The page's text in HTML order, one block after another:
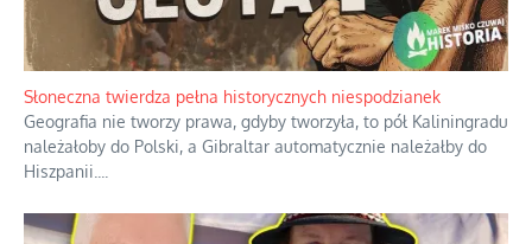
Bezobsługowe muzeum objawień w
Alpach